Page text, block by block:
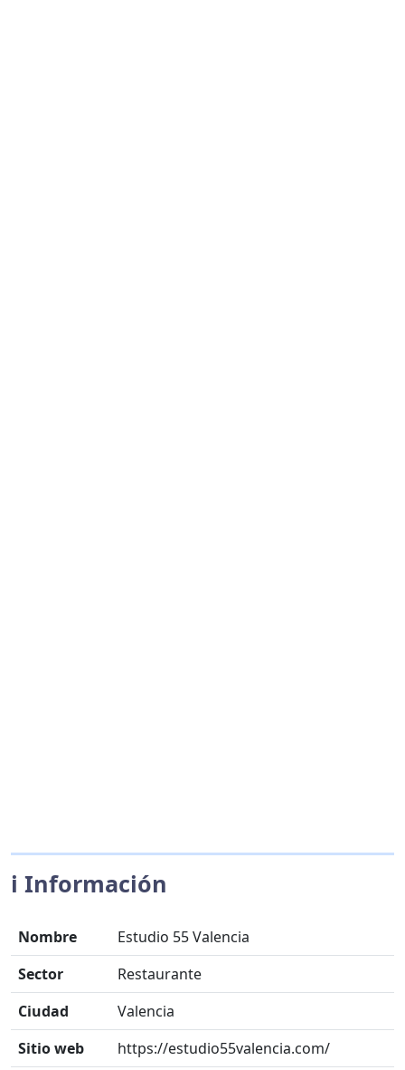
ℹ️ Información
Nombre
Estudio 55 Valencia
Sector
Restaurante
Ciudad
Valencia
Sitio web
https://estudio55valencia.com/